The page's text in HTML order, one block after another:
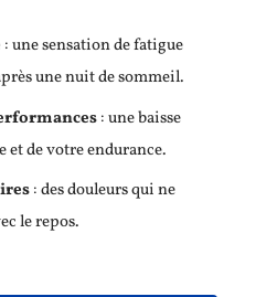
: une sensation de fatigue
une nuit de sommeil.
: une baisse
et de votre endurance.
: des douleurs qui ne
le repos.